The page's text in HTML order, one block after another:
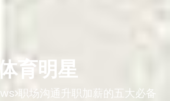
育明星
职场沟通升职加薪的五大必备